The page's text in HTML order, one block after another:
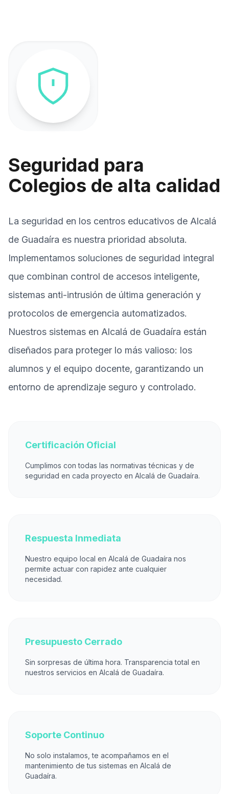
Seguridad para
Colegios de alta calidad
La seguridad en los centros educativos de Alcalá
de Guadaíra es nuestra prioridad absoluta.
Implementamos soluciones de seguridad integral
que combinan control de accesos inteligente,
sistemas anti-intrusión de última generación y
protocolos de emergencia automatizados.
Nuestros sistemas en Alcalá de Guadaíra están
diseñados para proteger lo más valioso: los
alumnos y el equipo docente, garantizando un
entorno de aprendizaje seguro y controlado.
Certificación Oficial
Cumplimos con todas las normativas técnicas y de
seguridad en cada proyecto en Alcalá de Guadaíra.
Respuesta Inmediata
Nuestro equipo local en Alcalá de Guadaíra nos
permite actuar con rapidez ante cualquier
necesidad.
Presupuesto Cerrado
Sin sorpresas de última hora. Transparencia total en
nuestros servicios en Alcalá de Guadaíra.
Soporte Continuo
No solo instalamos, te acompañamos en el
mantenimiento de tus sistemas en Alcalá de
Guadaíra.